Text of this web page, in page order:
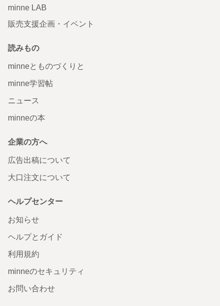
minne LAB
販売支援企画・イベント
読みもの
minneとものづくりと
minne学習帖
ニュース
minneの本
企業の方へ
広告出稿について
大口注文について
ヘルプセンター
お知らせ
ヘルプとガイド
利用規約
minneのセキュリティ
お問い合わせ